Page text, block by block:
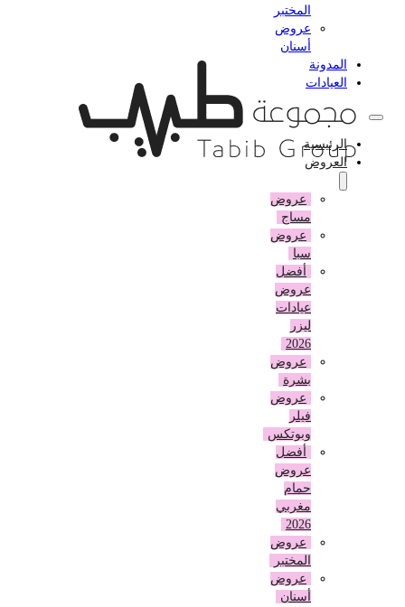
المختبر
عروض
أسنان
المدونة
العيادات
الرئيسية
العروض
عروض
مساج
عروض
أفضل
عروض
عيادات
عروض
بشرة
عروض
وبوتكس
أفضل
عروض
حمام
مغربي
عروض
المختبر
عروض
أسنان